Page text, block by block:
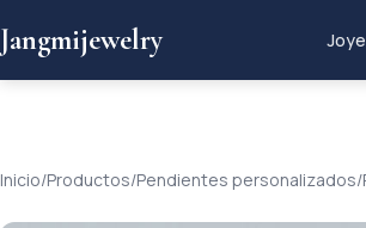
Jangmijewelry
Inicio/Productos/Pendientes personalizados/